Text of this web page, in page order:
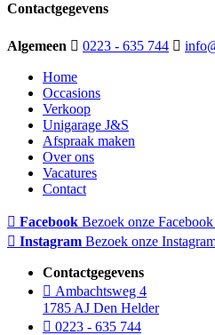
Contactgegevens
Algemeen 0223 - 635 744
Home
Occasions
Verkoop
Unigarage J&S
Afspraak maken
Over ons
Vacatures
Contact
Facebook Bezoek onze
Instagram Bezoek onze
Contactgegevens
Ambachtsweg 4
1785 AJ Den Helder
0223 - 635 744